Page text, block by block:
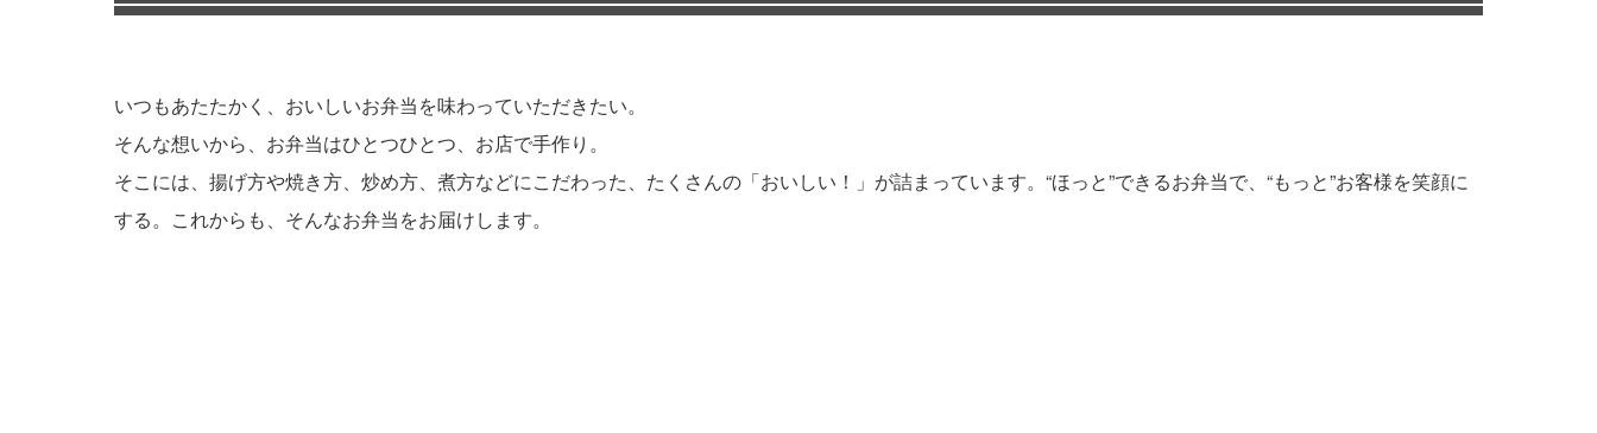
いつもあたたかく、おいしいお弁当を味わっていただきたい。
そんな想いから、お弁当はひとつひとつ、お店で手作り。
そこには、揚げ方や焼き方、炒め方、煮方などにこだわった、たくさんの「おいしい！」が詰まっています。“ほっと”できるお弁当で、“もっと”お客様を笑顔に
する。これからも、そんなお弁当をお届けします。